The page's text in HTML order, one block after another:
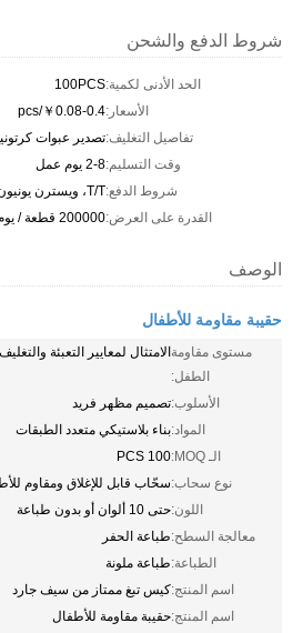
شروط الدفع والشحن
الحد الأدنى لكمية:100PCS
الأسعار:￥0.08-0.4/pcs
تفاصيل التغليف:تصدير عبوات
وقت التسليم:2-8 يوم عمل
شروط الدفع:T/T، ويسترن يونيون
القدرة على العرض:200000 قطعة / يوم
الوصف
حقيبة مقاومة للأطفال
مستوى مقاومة
الطفل:
الامتثال لمعايير التعبئة
الأسلوب:تصميم مظهر فريد
المواد:بناء بلاستيكي متعدد الطبقات
الـ MOQ:
100 PCS
نوع سحاب:سحّاب قابل للإغلاق ومقاوم
اللون:حتى 10 ألوان أو بدون طباعة
معالجة السطح:طباعة الحفر
الطباعة:طباعة ملونة
اسم المنتج:كيس تبغ ممتاز من سيف جارد
اسم المنتج:حقيبة مقاومة للأطفال